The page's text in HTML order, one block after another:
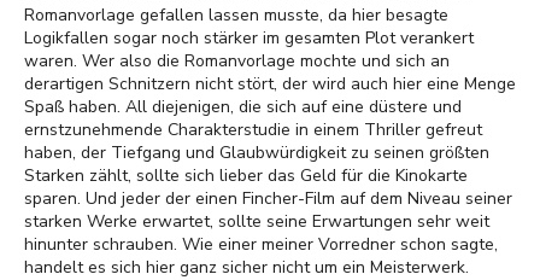
Romanvorlage gefallen lassen musste, da hier besagte
Logikfallen sogar noch stärker im gesamten Plot verankert
waren. Wer also die Romanvorlage mochte und sich an
derartigen Schnitzern nicht stört, der wird auch hier eine Menge
Spaß haben. All diejenigen, die sich auf eine düstere und
ernstzunehmende Charakterstudie in einem Thriller gefreut
haben, der Tiefgang und Glaubwürdigkeit zu seinen größten
Starken zählt, sollte sich lieber das Geld für die Kinokarte
sparen. Und jeder der einen Fincher-Film auf dem Niveau seiner
starken Werke erwartet, sollte seine Erwartungen sehr weit
hinunter schrauben. Wie einer meiner Vorredner schon sagte,
handelt es sich hier ganz sicher nicht um ein Meisterwerk.